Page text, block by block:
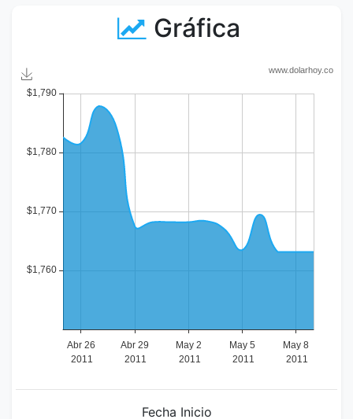
Gráfica
Fecha Inicio